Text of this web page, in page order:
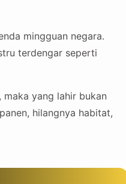
mingguan negara.
terdengar seperti
yang lahir bukan
hilangnya habitat,